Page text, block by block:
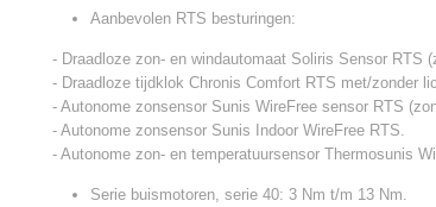
Aanbevolen RTS besturingen:
- Draadloze zon- en windautomaat Soliris Sensor RTS
- Draadloze tijdklok Chronis Comfort RTS met/zonder
- Autonome zonsensor Sunis WireFree sensor RTS
- Autonome zonsensor Sunis Indoor WireFree RTS.
- Autonome zon- en temperatuursensor Thermosunis
Serie buismotoren, serie 40: 3 Nm t/m 13 Nm.